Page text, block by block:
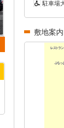
駐車場
敷地案